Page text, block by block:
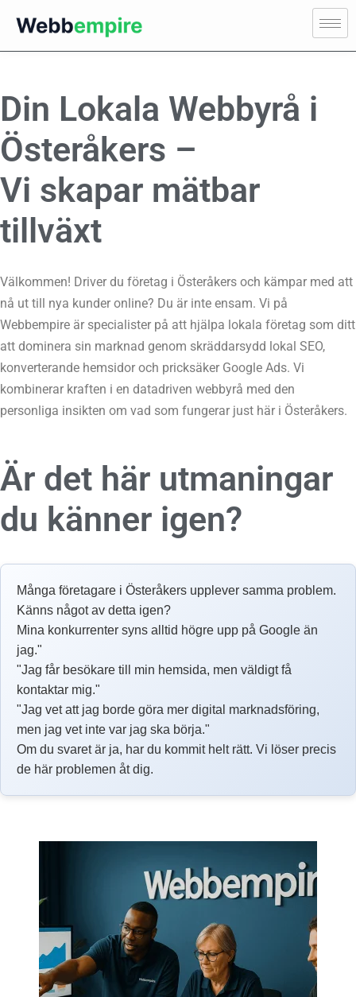
Din Lokala Webbyrå i
Österåkers –
Vi skapar mätbar
tillväxt
Välkommen! Driver du företag i Österåkers och kämpar med att
nå ut till nya kunder online? Du är inte ensam. Vi på
Webbempire är specialister på att hjälpa lokala företag som ditt
att dominera sin marknad genom skräddarsydd lokal SEO,
konverterande hemsidor och pricksäker Google Ads. Vi
kombinerar kraften i en datadriven webbyrå med den
personliga insikten om vad som fungerar just här i Österåkers.
Är det här utmaningar
du känner igen?
Många företagare i Österåkers upplever samma problem.
Känns något av detta igen?
Mina konkurrenter syns alltid högre upp på Google än
jag."
"Jag får besökare till min hemsida, men väldigt få
kontaktar mig."
"Jag vet att jag borde göra mer digital marknadsföring,
men jag vet inte var jag ska börja."
Om du svaret är ja, har du kommit helt rätt. Vi löser precis
de här problemen åt dig.